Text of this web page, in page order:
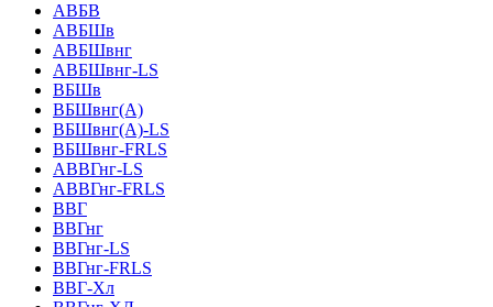
АВБВ
АВБШв
АВБШвнг
АВБШвнг-LS
ВБШв
ВБШвнг(A)
ВБШвнг(А)-LS
ВБШвнг-FRLS
АВВГнг-LS
АВВГнг-FRLS
ВВГ
ВВГнг
ВВГнг-LS
ВВГнг-FRLS
ВВГ-Хл